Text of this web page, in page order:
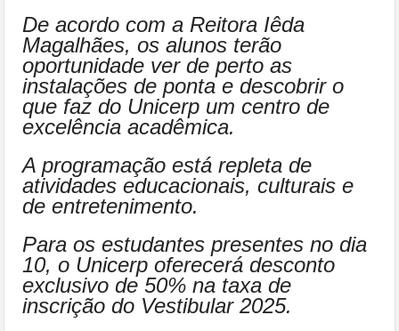
De acordo com a Reitora Iêda
Magalhães, os alunos terão
oportunidade ver de perto as
instalações de ponta e descobrir o
que faz do Unicerp um centro de
excelência acadêmica.
A programação está repleta de
atividades educacionais, culturais e
de entretenimento.
Para os estudantes presentes no dia
10, o Unicerp oferecerá desconto
exclusivo de 50% na taxa de
inscrição do Vestibular 2025.